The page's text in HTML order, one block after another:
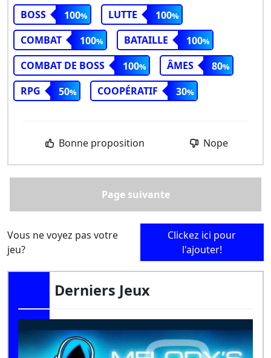
BOSS
100 LUTTE
100
COMBAT
100 BATAILLE
100
COMBAT DE BOSS
100 ÂMES
80
RPG
50 COOPÉRATIF 30
Bonne proposition Nope
Page suivante
Vous ne voyez pas votre
jeu?
Clickez ici pour
l'ajouter!
Derniers Jeux